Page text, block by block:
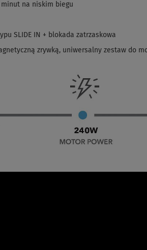
na niskim biegu
SLIDE IN + blokada zatrzaskowa
zrywką, uniwersalny zestaw do